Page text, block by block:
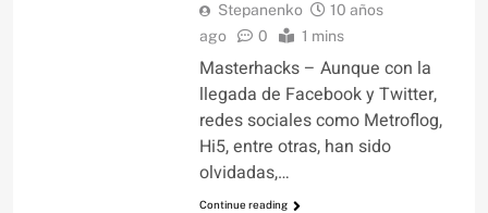
Stepanenko
10 años
ago
0 1 mins
Masterhacks – Aunque con la
llegada de Facebook y Twitter,
redes sociales como Metroflog,
Hi5, entre otras, han sido
olvidadas,…
Continue reading